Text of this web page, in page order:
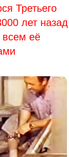
Третьего
лет назад
всем её